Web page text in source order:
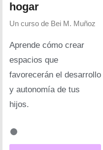
hogar
Un curso de Bei M. Muñoz
Aprende cómo crear
espacios que
favorecerán el desarrollo
y autonomía de tus
hijos.